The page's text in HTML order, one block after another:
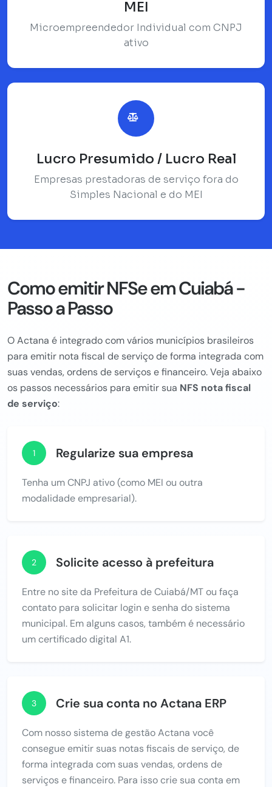
MEI
Microempreendedor Individual com CNPJ
ativo
Lucro Presumido / Lucro Real
Empresas prestadoras de serviço fora do
Simples Nacional e do MEI
Como emitir NFSe em Cuiabá -
Passo a Passo
O Actana é integrado com vários municípios brasileiros
para emitir nota fiscal de serviço de forma integrada com
suas vendas, ordens de serviços e financeiro. Veja abaixo
os passos necessários para emitir sua NFS nota fiscal
de serviço:
1 Regularize sua empresa
Tenha um CNPJ ativo (como MEI ou outra
modalidade empresarial).
2 Solicite acesso à prefeitura
Entre no site da Prefeitura de Cuiabá/MT ou faça
contato para solicitar login e senha do sistema
municipal. Em alguns casos, também é necessário
um certificado digital A1.
3 Crie sua conta no Actana ERP
Com nosso sistema de gestão Actana você
consegue emitir suas notas fiscais de serviço, de
forma integrada com suas vendas, ordens de
serviços e financeiro. Para isso crie sua conta em